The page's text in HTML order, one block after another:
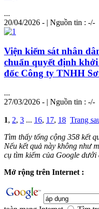
...
20/04/2026 - | Nguồn tin : -/-
Viện kiểm sát nhân
chuẩn quyết định
đốc Công ty TNHH
...
27/03/2026 - | Nguồn tin : -/-
1, 2, 3 ... 16, 17, 18 Trang
Tìm thấy tổng cộng 358 kết
Nếu kết quả này không như
cụ tìm kiếm của Google dưới
Mở rộng trên Internet :